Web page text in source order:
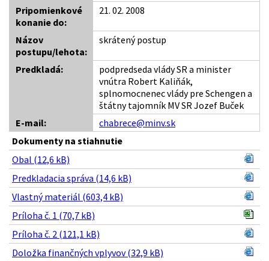
Pripomienkové
konanie do:
21. 02. 2008
Názov
postupu/lehota:
skrátený postup
Predkladá:
podpredseda vlády SR a minister
vnútra Robert Kaliňák,
splnomocnenec vlády pre Schengen a
štátny tajomník MV SR Jozef Buček
E-mail:
chabrece@minv.sk
Dokumenty na stiahnutie
Obal (12,6 kB)
Predkladacia správa (14,6 kB)
Vlastný materiál (603,4 kB)
Príloha č. 1 (70,7 kB)
Príloha č. 2 (121,1 kB)
Doložka finančných vplyvov (32,9 kB)